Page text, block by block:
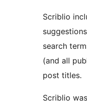
Scriblio
search
(and all
post titles.
Scriblio